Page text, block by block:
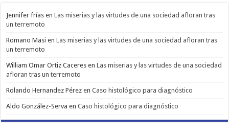
Jennifer frías enLas miserias y las virtudes de una sociedad afloran tras
un terremoto
Romano Masi enLas miserias y las virtudes de una sociedad afloran tras
un terremoto
William Omar Ortiz Caceres enLas miserias y las virtudes de una sociedad
afloran tras un terremoto
Rolando Hernandez Pérez enCaso histológico para diagnóstico
Aldo González-Serva enCaso histológico para diagnóstico